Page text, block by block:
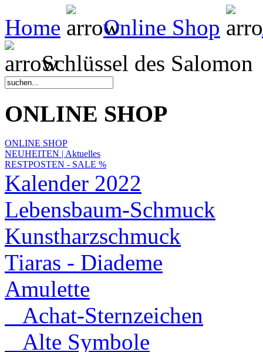
Home Online Shop
Schlüssel des Salomon
ONLINE SHOP
ONLINE SHOP
NEUHEITEN | Aktuelles
RESTPOSTEN - SALE %
Kalender 2022
Lebensbaum-Schmuck
Kunstharzschmuck
Tiaras - Diademe
Amulette
Achat-Sternzeichen
Alte Symbole